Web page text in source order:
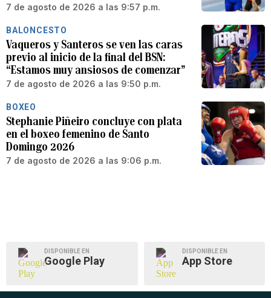
7 de agosto de 2026 a las 9:57 p.m.
BALONCESTO
Vaqueros y Santeros se ven las caras
previo al inicio de la final del BSN:
“Estamos muy ansiosos de comenzar”
7 de agosto de 2026 a las 9:50 p.m.
BOXEO
Stephanie Piñeiro concluye con plata
en el boxeo femenino de Santo
Domingo 2026
7 de agosto de 2026 a las 9:06 p.m.
DISPONIBLE EN
Google Play
DISPONIBLE EN
App Store